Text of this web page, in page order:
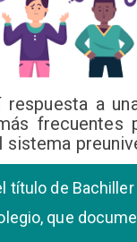
a
frecuentes
sistema
título de
que